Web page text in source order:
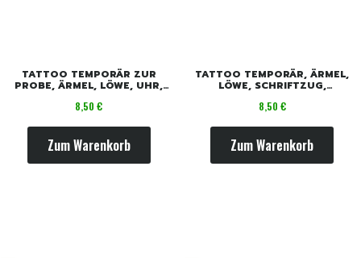
TATTOO TEMPORÄR ZUR
PROBE, ÄRMEL, LÖWE, UHR,
Preis
8,50 €
Zum Warenkorb
TATTOO TEMPORÄR, ÄRMEL,
LÖWE, SCHRIFTZUG,
Preis
8,50 €
Zum Warenkorb